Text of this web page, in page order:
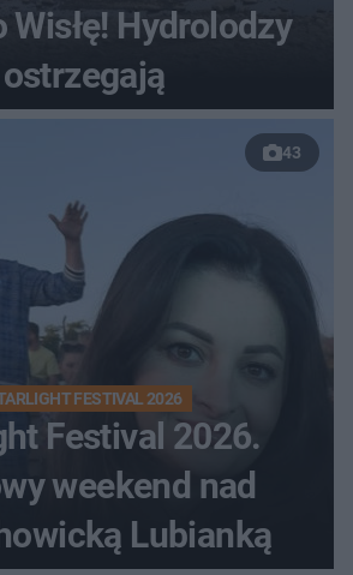
Wisłę! Hydrolodzy
ostrzegają
43
FESTIVAL 2026
Festival 2026.
weekend nad
Lubianką